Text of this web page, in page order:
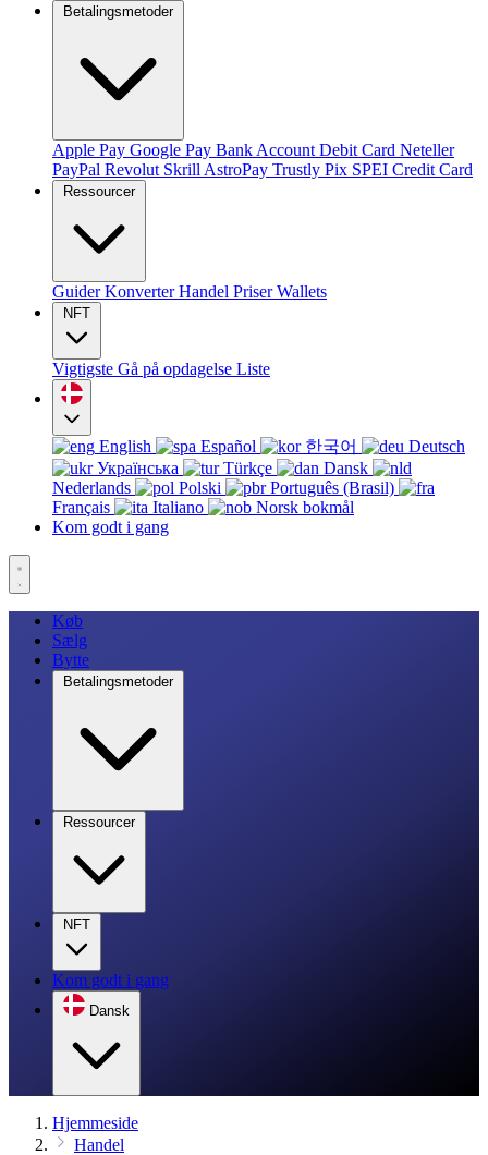
Betalingsmetoder
Apple Pay Google Pay Bank Account Debit Card Neteller
PayPal Revolut Skrill AstroPay Trustly Pix SPEI Credit Card
Ressourcer
GuiderKonverterHandel PriserWallets
NFT
Vigtigste Gå på opdagelse Liste
English Español 한국어
Deutsch
Українська
Türkçe
Dansk
Nederlands
Polski
Português (Brasil)
Français
Italiano
Norsk bokmål
Kom godt i gang
Køb
Sælg
Bytte
Betalingsmetoder
Ressourcer
NFT
Kom godt i gang
Dansk
Hjemmeside
Handel